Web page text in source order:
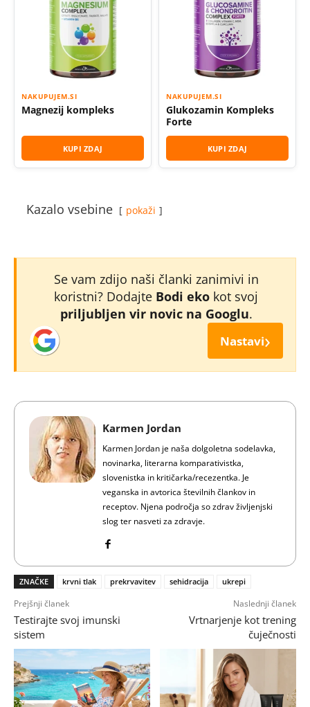
NAKUPUJEM.SI
Magnezij kompleks
KUPI ZDAJ
NAKUPUJEM.SI
Glukozamin Kompleks
Forte
KUPI ZDAJ
Kazalo vsebine pokaži
Se vam zdijo naši članki zanimivi in
koristni? Dodajte Bodi eko kot svoj
priljubljen vir novic na Googlu.
Nastavi›
Karmen Jordan
Karmen Jordan je naša dolgoletna sodelavka,
novinarka, literarna komparativistka,
slovenistka in kritičarka/recezentka. Je
veganska in avtorica številnih člankov in
receptov. Njena področja so zdrav življenjski
slog ter nasveti za zdravje.
ZNAČKE krvni tlak prekrvavitev sehidracija ukrepi
Prejšnji članek
Testirajte svoj imunski
sistem
Naslednji članek
Vrtnarjenje kot trening
čuječnosti